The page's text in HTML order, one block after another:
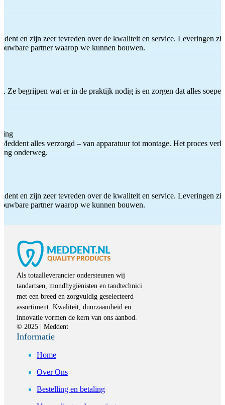
en zijn zeer tevreden over de kwaliteit en service. Leveringen
partner waarop we kunnen bouwen.
Ze begrijpen wat er in de praktijk nodig is en zorgen dat alles
alles verzorgd – van apparatuur tot montage. Het proces
onderweg.
en zijn zeer tevreden over de kwaliteit en service. Leveringen
partner waarop we kunnen bouwen.
Als totaalleverancier ondersteunen wij
tandartsen, mondhygiënisten en tandtechnici
met een breed en zorgvuldig geselecteerd
assortiment. Kwaliteit, duurzaamheid en
innovatie vormen de kern van ons aanbod.
© 2025 | Meddent
Informatie
Home
Over Ons
Bestelling en betaling